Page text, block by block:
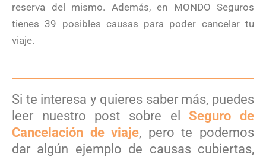
reserva del mismo. Además, en MONDO Seguros
tienes 39 posibles causas para poder cancelar tu
viaje.
Si te interesa y quieres saber más, puedes
leer nuestro post sobre elSeguro de
Cancelación de viaje, pero te podemos
dar algún ejemplo de causas cubiertas,